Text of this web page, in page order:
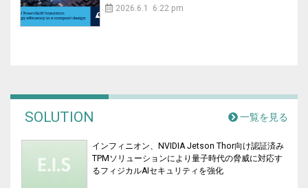
2026.6.1 6:22 pm
SOLUTION 一覧を見る
インフィニオン、NVIDIA Jetson Thor向け認証済み
TPMソリューションにより量子時代の脅威に対応す
るフィジカルAIセキュリティを強化